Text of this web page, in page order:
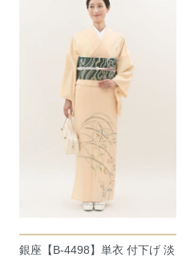
銀座【B-4498】単衣 付下げ 淡